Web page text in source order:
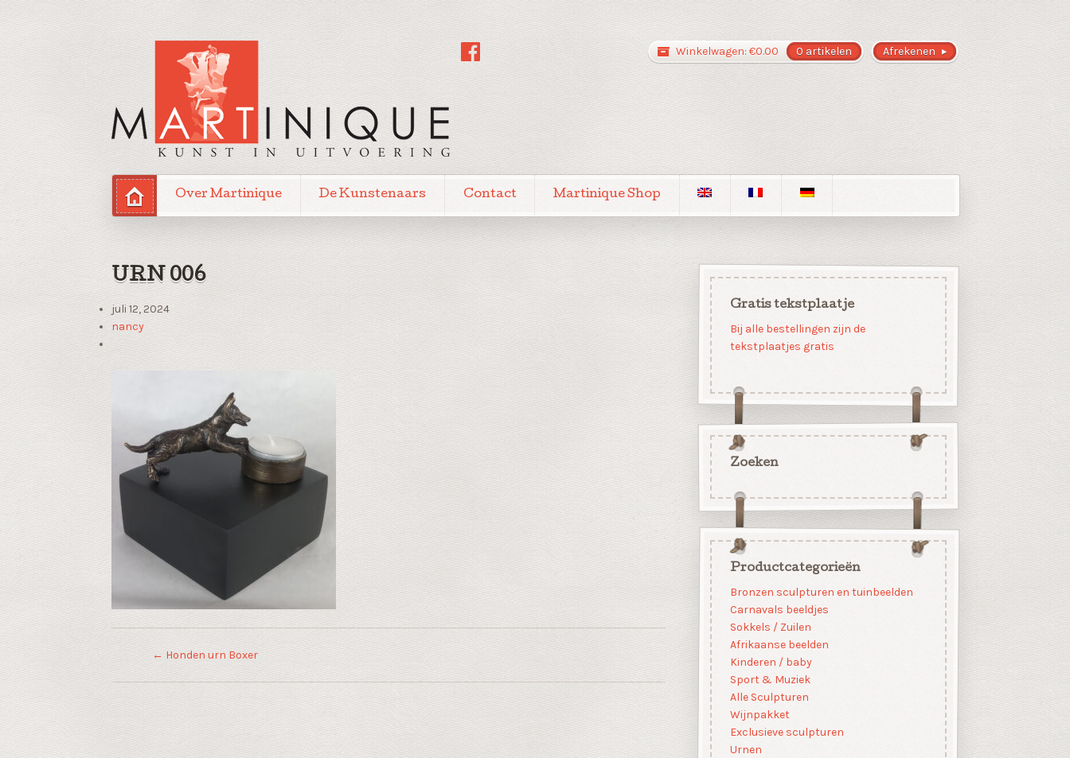
Afrekenen
Winkelwagen: €0.00 0 artikelen
Over Martinique De Kunstenaars Contact Martinique Shop
URN 006
juli 12, 2024
nancy
← Honden urn Boxer
Gratis tekstplaatje
Bij alle bestellingen zijn de
tekstplaatjes gratis
Zoeken
Productcategorieën
Bronzen sculpturen en tuinbeelden
Carnavals beeldjes
Sokkels / Zuilen
Afrikaanse beelden
Kinderen / baby
Sport & Muziek
Alle Sculpturen
Wijnpakket
Exclusieve sculpturen
Urnen